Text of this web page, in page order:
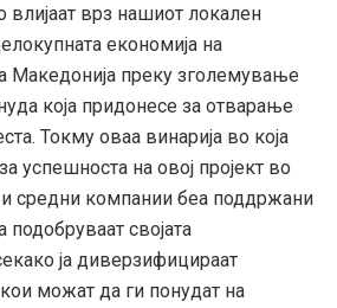
влијаат врз нашиот локален
економија на
Македонија преку зголемување
која придонесе за отварање
Токму оваа винарија во која
успешноста на овој пројект во
средни компании беа поддржани
подобруваат својата
ја диверзифицираат
кои можат да ги понудат на